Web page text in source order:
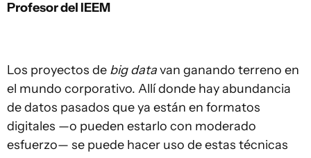
Profesor del IEEM
Los proyectos de big datavan ganando terreno en
el mundo corporativo. Allí donde hay abundancia
de datos pasados que ya están en formatos
digitales —o pueden estarlo con moderado
esfuerzo— se puede hacer uso de estas técnicas